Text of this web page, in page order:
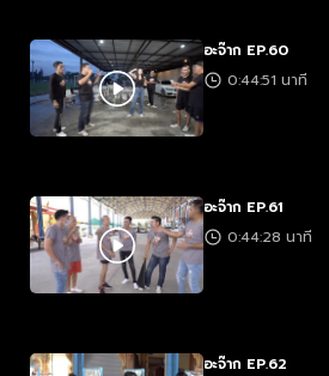
อะจ๊าก EP.60
0:44:51 นาที
อะจ๊าก EP.61
0:44:28 นาที
อะจ๊าก EP.62